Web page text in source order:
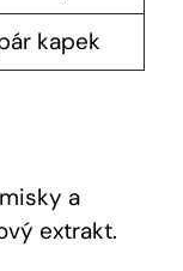
kapek
a
extrakt.